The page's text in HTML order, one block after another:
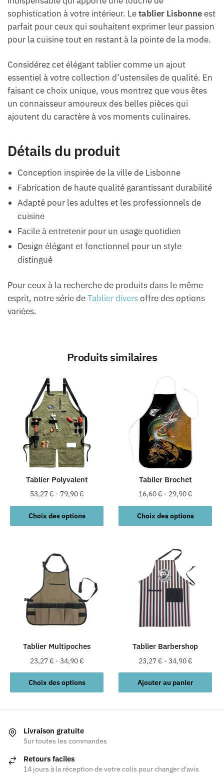
sophistication à votre intérieur. Letablier Lisbonneest
parfait pour ceux qui souhaitent exprimer leur passion
pour la cuisine tout en restant à la pointe de la mode.
Considérez cet élégant tablier comme un ajout
essentiel à votre collection d’ustensiles de qualité. En
faisant ce choix unique, vous montrez que vous êtes
un connaisseur amoureux des belles pièces qui
ajoutent du caractère à vos moments culinaires.
Détails du produit
Conception inspirée de la ville de Lisbonne
Fabrication de haute qualité garantissant durabilité
Adapté pour les adultes et les professionnels de
cuisine
Facile à entretenir pour un usage quotidien
Design élégant et fonctionnel pour un style
distingué
Pour ceux à la recherche de produits dans le même
esprit, notre série deTablier diversoffre des options
variées.
Produits similaires
Tablier Polyvalent
53,27€ - 79,90€
Choix des options
Ce
produit
variations.
Les
options
peuvent
être
choisies
la
page
produit
Tablier Brochet
16,60€ - 29,90€
Choix des options
Ce
produit
plusieurs
variations.
Les
options
peuvent
être
choisies
la
page
produit
Tablier Multipoches
23,27€ - 34,90€
Choix des options
Ce
produit
variations.
Les
peuvent
Tablier Barbershop
23,27€ - 34,90€
Ajouter au panier
Livraison gratuite
Sur toutes les commandes
Retours faciles
14 jours à la réception de votre colis pour changer d'avis